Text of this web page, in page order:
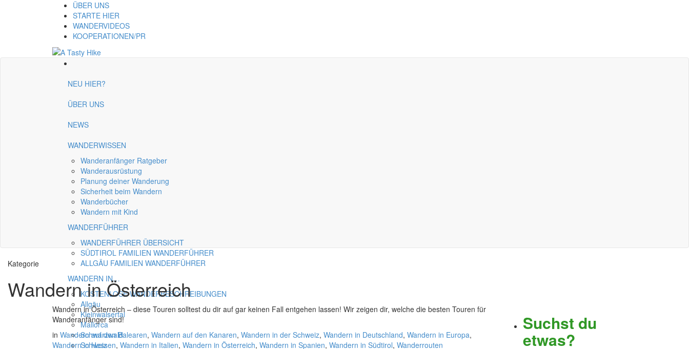
ÜBER UNS
STARTE HIER
WANDERVIDEOS
KOOPERATIONEN/PR
NEU HIER?
ÜBER UNS
NEWS
WANDERWISSEN
Wanderanfänger Ratgeber
Wanderausrüstung
Planung deiner Wanderung
Sicherheit beim Wandern
Wanderbücher
Wandern mit Kind
WANDERFÜHRER
WANDERFÜHRER ÜBERSICHT
SÜDTIROL FAMILIEN WANDERFÜHRER
ALLGÄU FAMILIEN WANDERFÜHRER
WANDERN IN…
KOSTENLOSE WANDERBESCHREIBUNGEN
Allgäu
Kleinwalsertal
Mallorca
Schwarzwald
Schweiz
Kategorie
Wandern in Österreich
Wandern in Österreich – diese Touren solltest du dir auf gar keinen Fall entgehen lassen! Wir zeigen dir, welche die besten Touren für
Wanderanfänger sind!
in Wandern auf den Balearen, Wandern auf den Kanaren, Wandern in der Schweiz, Wandern in Deutschland, Wandern in Europa,
Wandern in Hessen, Wandern in Italien, Wandern in Österreich, Wandern in Spanien, Wandern in Südtirol, Wanderrouten
Suchst du
etwas?